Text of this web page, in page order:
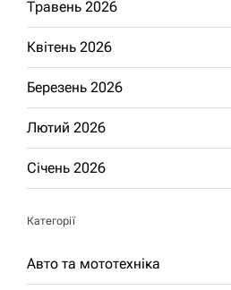
Травень 2026
Квітень 2026
Березень 2026
Лютий 2026
Січень 2026
Категорії
Авто та мототехніка